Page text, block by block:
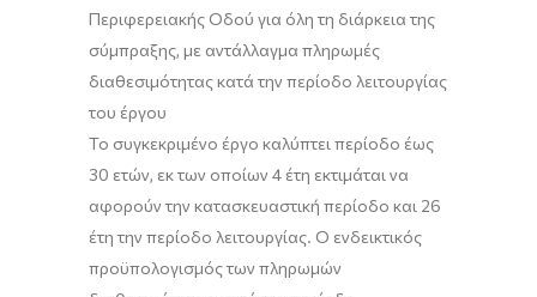
Περιφερειακής Οδού για όλη τη διάρκεια της
σύμπραξης, με αντάλλαγμα πληρωμές
διαθεσιμότητας κατά την περίοδο λειτουργίας
του έργου
Το συγκεκριμένο έργο καλύπτει περίοδο έως
30 ετών, εκ των οποίων 4 έτη εκτιμάται να
αφορούν την κατασκευαστική περίοδο και 26
έτη την περίοδο λειτουργίας. Ο ενδεικτικός
προϋπολογισμός των πληρωμών